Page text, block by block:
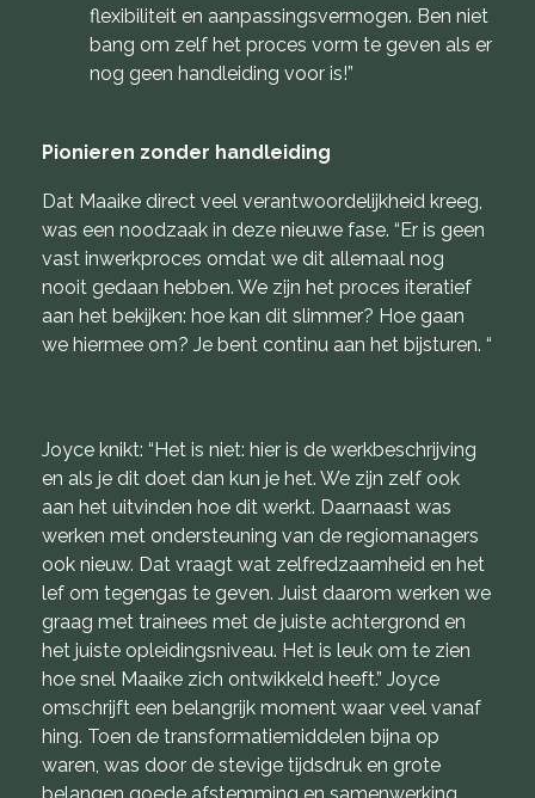
flexibiliteit en aanpassingsvermogen. Ben niet
bang om zelf het proces vorm te geven als er
nog geen handleiding voor is!”
Pionieren zonder handleiding
Dat Maaike direct veel verantwoordelijkheid kreeg,
was een noodzaak in deze nieuwe fase. “Er is geen
vast inwerkproces omdat we dit allemaal nog
nooit gedaan hebben. We zijn het proces iteratief
aan het bekijken: hoe kan dit slimmer? Hoe gaan
we hiermee om? Je bent continu aan het bijsturen. “
Joyce knikt: “Het is niet: hier is de werkbeschrijving
en als je dit doet dan kun je het. We zijn zelf ook
aan het uitvinden hoe dit werkt. Daarnaast was
werken met ondersteuning van de regiomanagers
ook nieuw. Dat vraagt wat zelfredzaamheid en het
lef om tegengas te geven. Juist daarom werken we
graag met trainees met de juiste achtergrond en
het juiste opleidingsniveau. Het is leuk om te zien
hoe snel Maaike zich ontwikkeld heeft.” Joyce
omschrijft een belangrijk moment waar veel vanaf
hing. Toen de transformatiemiddelen bijna op
waren, was door de stevige tijdsdruk en grote